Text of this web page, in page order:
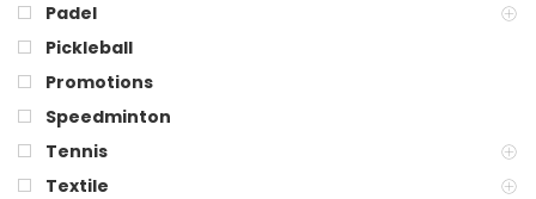
Padel
Pickleball
Promotions
Speedminton
Tennis
Textile